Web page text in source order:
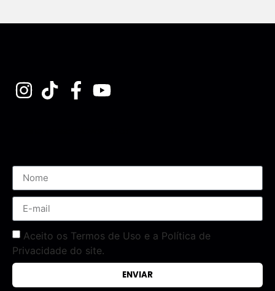
Aceito os Termos de Uso e a Política de
Privacidade do site.
ENVIAR